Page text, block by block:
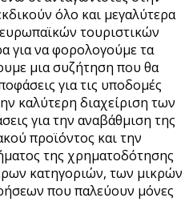
όλο και μεγαλύτερα
τουριστικών
για να φορολογούμε τα
μια συζήτηση που θα
για τις υποδομές
καλύτερη διαχείριση των
για την αναβάθμιση της
προϊόντος και την
της χρηματοδότησης
κατηγοριών, των μικρών
που παλεύουν μόνες